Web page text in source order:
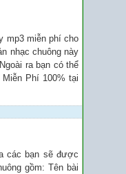
mp3 miễn phí cho
nhạc chuông này
ra bạn có thể
Phí 100% tại
các bạn sẽ được
gồm: Tên bài